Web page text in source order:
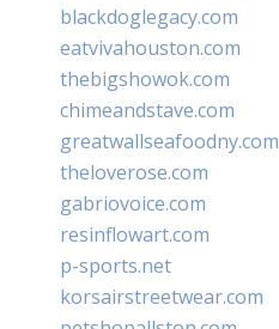
blackdoglegacy.com
eatvivahouston.com
thebigshowok.com
chimeandstave.com
greatwallseafoodny.com
theloverose.com
gabriovoice.com
resinflowart.com
p-sports.net
korsairstreetwear.com